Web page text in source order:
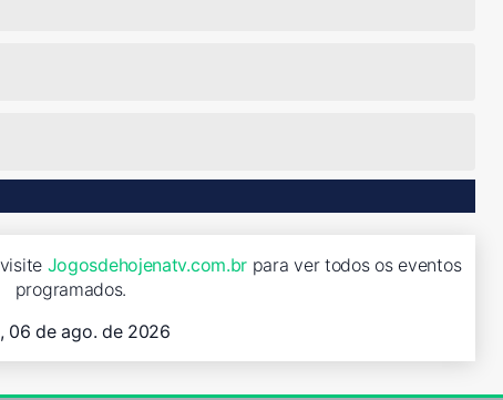
Jogosdehojenatv.com.br para ver todos os eventos
programados.
06 de ago. de 2026